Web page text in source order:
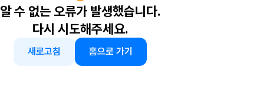
알 수 없는 오류가 발생했습니다.
다시 시도해주세요.
새로고침 홈으로 가기